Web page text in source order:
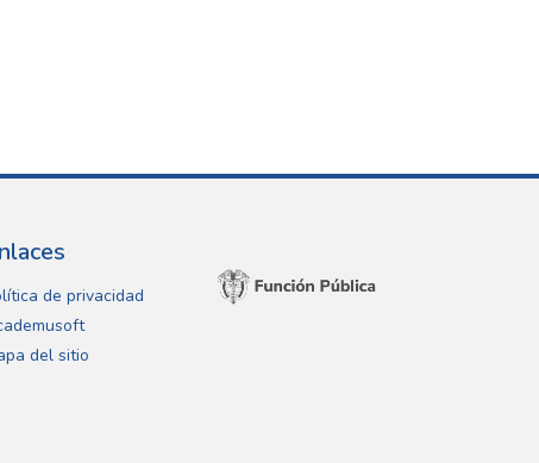
de privacidad
del sitio